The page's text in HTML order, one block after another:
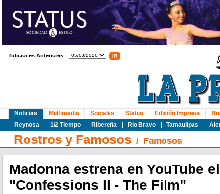
Ediciones Anteriores
Noticias
Reynosa
1/2 Tiempo Ribereña Rio Bravo Tamaulipas
Multimedia Sociales Status Edición Impresa
Rostros y Famosos / Famosos
Madonna estrena en YouTube
"Confessions II - The Film"